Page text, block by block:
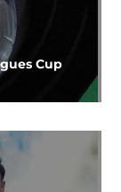
Cup